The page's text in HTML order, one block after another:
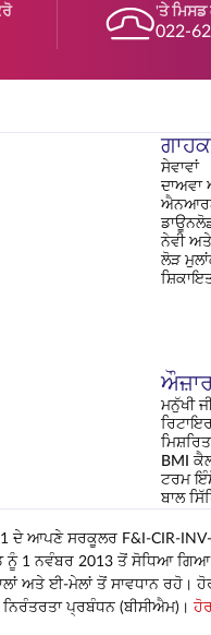
'ਤੇ ਮਿਸਡ
022-
ਸੇਵਾਵਾਂ
ਦਾਅਵਾ
ਨੇਵੀ
ਲੋੜ
ਮਨੁੱਖੀ
BMI
ਟਰਮ
ਬਾਲ
ਦੇ ਆਪਣੇ ਸਰਕੂਲਰ F&I-CIR-
ਨੂੰ 1 ਨਵੰਬਰ 2013 ਤੋਂ ਸੋਧਿਆ
ਅਤੇ ਈ-ਮੇਲਾਂ ਤੋਂ ਸਾਵਧਾਨ ਰਹੋ।
ਪ੍ਰਬੰਧਨ (ਬੀਸੀਐਮ)।